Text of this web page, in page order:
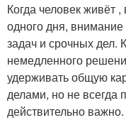
Когда человек живёт
одного дня, внимание
задач и срочных дел.
немедленного
удерживать общую
делами, но не всегда
действительно важно.